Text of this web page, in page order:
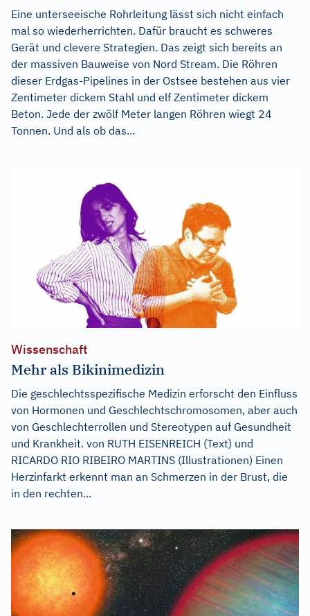
Eine unterseeische Rohrleitung lässt sich nicht einfach
mal so wiederherrichten. Dafür braucht es schweres
Gerät und clevere Strategien. Das zeigt sich bereits an
der massiven Bauweise von Nord Stream. Die Röhren
dieser Erdgas-Pipelines in der Ostsee bestehen aus vier
Zentimeter dickem Stahl und elf Zentimeter dickem
Beton. Jede der zwölf Meter langen Röhren wiegt 24
Tonnen. Und als ob das...
Wissenschaft
Mehr als Bikinimedizin
Die geschlechtsspezifische Medizin erforscht den Einfluss
von Hormonen und Geschlechtschromosomen, aber auch
von Geschlechterrollen und Stereotypen auf Gesundheit
und Krankheit. von RUTH EISENREICH (Text) und
RICARDO RIO RIBEIRO MARTINS (Illustrationen) Einen
Herzinfarkt erkennt man an Schmerzen in der Brust, die
in den rechten...